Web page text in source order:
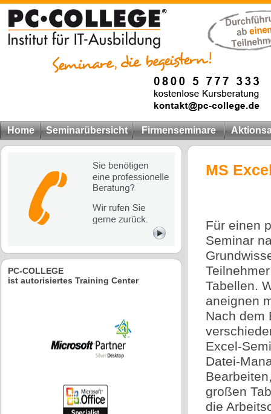
Home Seminarübersicht Firmenseminare
PC-COLLEGE
ist autorisiertes Training Center
MS
Für einen
Seminar
Tabellen.
aneignen
Nach dem
Excel-
Datei-
großen
die